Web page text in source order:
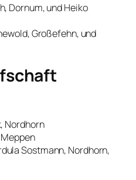
Dornum, und Heiko
Großefehn, und
Nordhorn
Sostmann, Nordhorn,